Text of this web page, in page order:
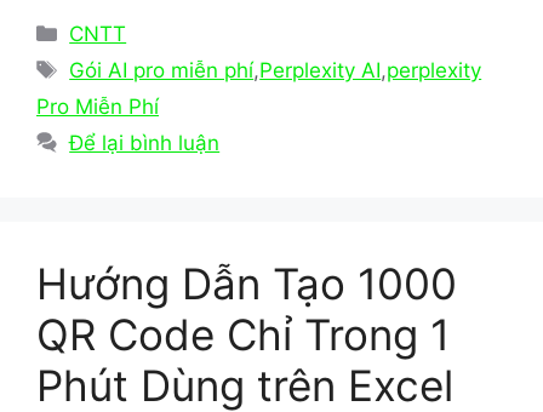
c
e
b
o
o
d
o
l
e
Danh
mục
CNTT
Thẻ
Gói AI pro miễn phí,Perplexity AI,perplexity
Pro Miễn Phí
Để lại bình luận
Hướng Dẫn Tạo 1000
QR Code Chỉ Trong 1
Phút Dùng trên Excel